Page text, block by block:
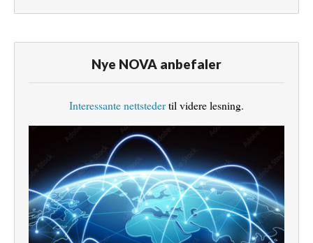
Nye NOVA anbefaler
Interessante nettstedertil videre lesning.